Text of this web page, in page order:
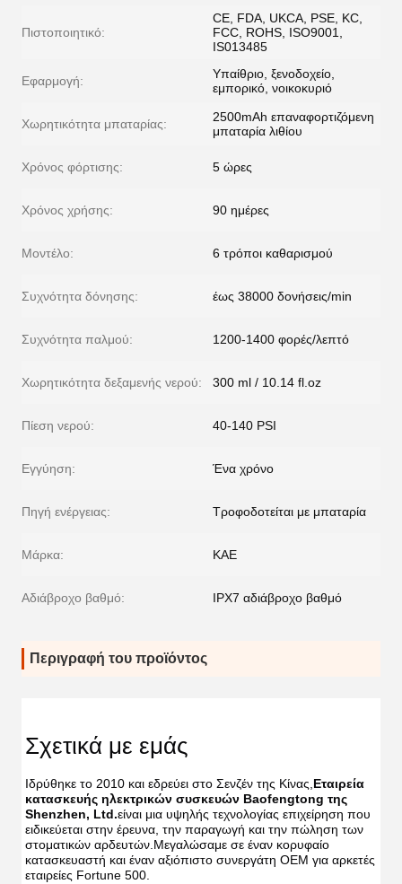
Πιστοποιητικό:
CE, FDA, UKCA, PSE, KC,
FCC, ROHS, ISO9001,
IS013485
Εφαρμογή:
Υπαίθριο, ξενοδοχείο,
εμπορικό, νοικοκυριό
Χωρητικότητα μπαταρίας:
2500mAh επαναφορτιζόμενη
μπαταρία λιθίου
Χρόνος φόρτισης: 5 ώρες
Χρόνος χρήσης: 90 ημέρες
Μοντέλο: 6 τρόποι καθαρισμού
Συχνότητα δόνησης: έως 38000 δονήσεις/min
Συχνότητα παλμού: 1200-1400 φορές/λεπτό
Χωρητικότητα δεξαμενής νερού: 300 ml / 10.14 fl.oz
Πίεση νερού: 40-140 PSI
Εγγύηση: Ένα χρόνο
Πηγή ενέργειας: Τροφοδοτείται με μπαταρία
Μάρκα: ΚΑΕ
Αδιάβροχο βαθμό: IPX7 αδιάβροχο βαθμό
Περιγραφή του προϊόντος
Σχετικά με εμάς
Ιδρύθηκε το 2010 και εδρεύει στο Σενζέν της Κίνας,Εταιρεία
κατασκευής ηλεκτρικών συσκευών Baofengtong της
Shenzhen, Ltd.είναι μια υψηλής τεχνολογίας επιχείρηση που
ειδικεύεται στην έρευνα, την παραγωγή και την πώληση των
στοματικών αρδευτών.Μεγαλώσαμε σε έναν κορυφαίο
κατασκευαστή και έναν αξιόπιστο συνεργάτη OEM για αρκετές
εταιρείες Fortune 500.